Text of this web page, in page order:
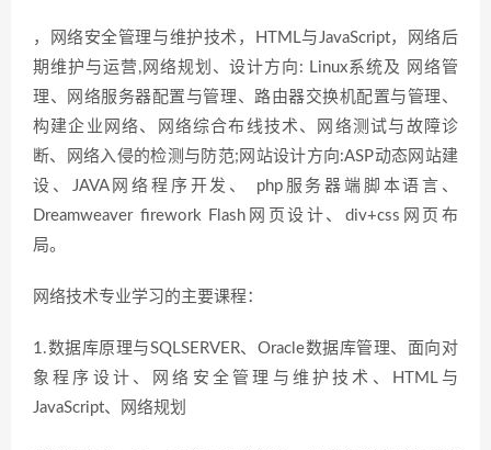
，网络安全管理与维护技术，HTML与JavaScript，网络后
期维护与运营,网络规划、设计方向: Linux系统及 网络管
理、网络服务器配置与管理、路由器交换机配置与管理、
构建企业网络、网络综合布线技术、网络测试与故障诊
断、网络入侵的检测与防范;网站设计方向:ASP动态网站建
设、JAVA网络程序开发、 php服务器端脚本语言、
Dreamweaver firework Flash网页设计、div+css网页布
局。
网络技术专业学习的主要课程：
1.数据库原理与SQLSERVER、Oracle数据库管理、面向对
象程序设计、网络安全管理与维护技术、HTML与
JavaScript、网络规划